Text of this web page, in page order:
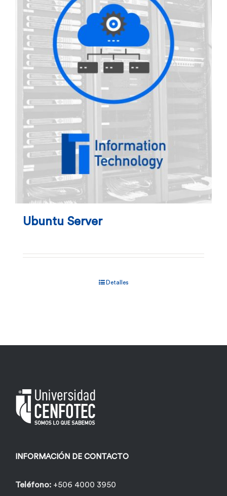
Ubuntu Server
Detalles
INFORMACIÓN DE CONTACTO
Teléfono: +506 4000 3950